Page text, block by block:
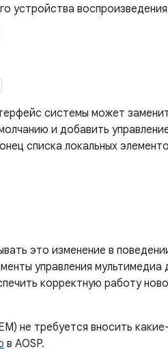
устройства
системы может
и добавить
списка локальных
это изменение в
управления мультимедиа
корректную работу
не требуется вносить
в AOSP.